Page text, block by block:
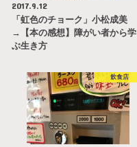
2017.9.12
「虹色のチョーク」小松成美
→【本の感想】障がい者から学
ぶ生き方
飲食店